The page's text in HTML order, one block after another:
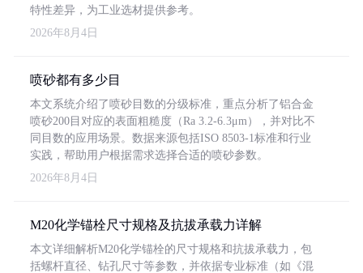
特性差异，为工业选材提供参考。
2026年8月4日
喷砂都有多少目
本文系统介绍了喷砂目数的分级标准，重点分析了铝合金
喷砂200目对应的表面粗糙度（Ra 3.2-6.3μm），并对比不
同目数的应用场景。数据来源包括ISO 8503-1标准和行业
实践，帮助用户根据需求选择合适的喷砂参数。
2026年8月4日
M20化学锚栓尺寸规格及抗拔承载力详解
本文详细解析M20化学锚栓的尺寸规格和抗拔承载力，包
括螺杆直径、钻孔尺寸等参数，并依据专业标准（如《混